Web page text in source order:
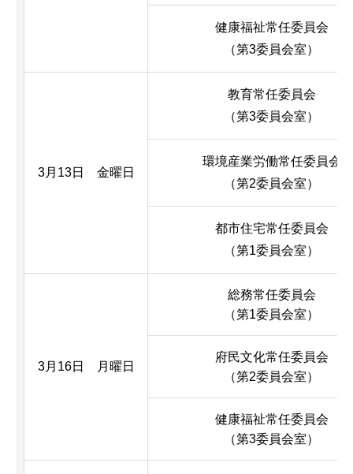
健康福祉常任委員会
（第3委員会室）
3月13日 金曜日
教育常任委員会
（第3委員会室）
環境産業労働常任委員会
（第2委員会室）
都市住宅常任委員会
（第1委員会室）
3月16日 月曜日
総務常任委員会
（第1委員会室）
府民文化常任委員会
（第2委員会室）
健康福祉常任委員会
（第3委員会室）